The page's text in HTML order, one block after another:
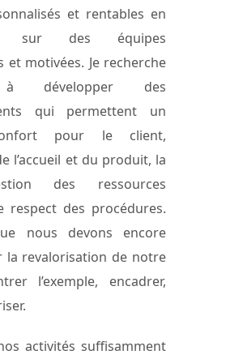
et rentables en
sur des équipes
et motivées. Je recherche
développer des
qui permettent un
pour le client,
l’accueil et du produit, la
des ressources
respect des procédures.
nous devons encore
la revalorisation de notre
l’exemple, encadrer,
activités suffisamment